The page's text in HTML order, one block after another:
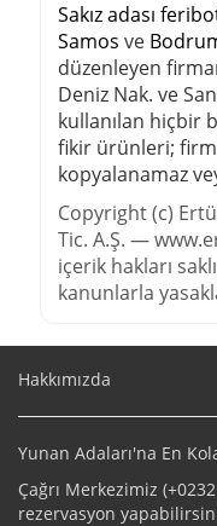
Sakız adası
Samos ve
düzenleyen
Deniz Nak. ve
kullanılan hiçbir
fikir ürünleri;
kopyalanamaz
Copyright (c)
Tic. A.Ş. —
içerik hakları
kanunlarla
Hakkımızda
Yunan Adaları'na En
Çağrı Merkezimiz (+
rezervasyon